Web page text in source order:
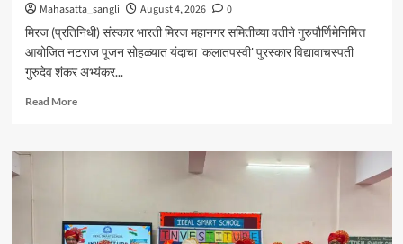
Mahasatta_sangli August 4, 2026
0
मिरज (प्रतिनिधी) संस्कार भारती मिरज महानगर समितीच्या वतीने गुरुपौर्णिमेनिमित्त
आयोजित नटराज पूजन सोहळ्यात यंदाचा 'कलातपस्वी' पुरस्कार विद्यावाचस्पती
गुरुदेव शंकर अभ्यंकर...
Read MoreRead
विद्यावाचस्पती
यांना
‘कलातपस्वी’